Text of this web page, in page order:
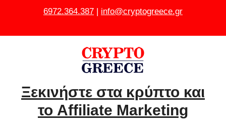
6972.364.387 | info@cryptogreece.gr
Ξεκινήστε στα κρύπτο και
το Affiliate Marketing